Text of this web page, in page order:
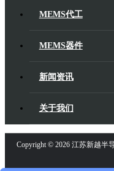
MEMS代工
MEMS器件
新闻资讯
关于我们
Copyright © 2026 江苏新越半